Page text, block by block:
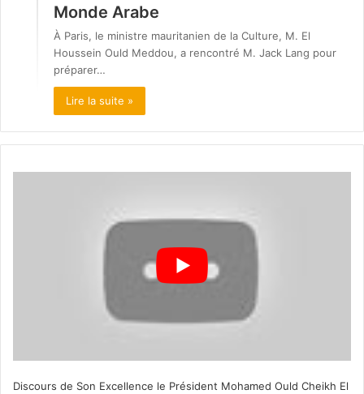
Monde Arabe
À Paris, le ministre mauritanien de la Culture, M. El
Houssein Ould Meddou, a rencontré M. Jack Lang pour
préparer…
Lire la suite »
Discours de Son Excellence le Président Mohamed Ould Cheikh El